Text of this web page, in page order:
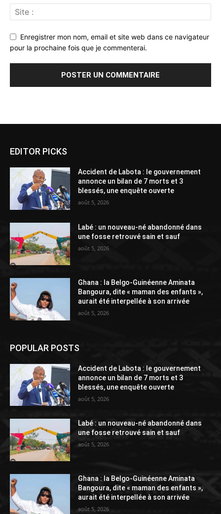
Enregistrer mon nom, email et site web dans ce navigateur
pour la prochaine fois que je commenterai.
EDITOR PICKS
Accident de Labota : le gouvernement
annonce un bilan de 7 morts et 3
blessés, une enquête ouverte
août 5, 2026
Labé : un nouveau-né abandonné dans
une fosse retrouvé sain et sauf
août 5, 2026
Ghana : la Belgo-Guinéenne Aminata
Bangoura, dite « maman des enfants »,
aurait été interpellée à son arrivée
août 5, 2026
POPULAR POSTS
Accident de Labota : le gouvernement
annonce un bilan de 7 morts et 3
blessés, une enquête ouverte
août 5, 2026
Labé : un nouveau-né abandonné dans
une fosse retrouvé sain et sauf
août 5, 2026
Ghana : la Belgo-Guinéenne Aminata
Bangoura, dite « maman des enfants »,
aurait été interpellée à son arrivée
août 5, 2026